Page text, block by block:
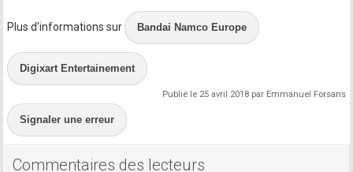
Plus d'informations sur Bandai Namco Europe
Digixart Entertainement
Publié le 25 avril 2018 par Emmanuel Forsans
Signaler une erreur
Commentaires des lecteurs